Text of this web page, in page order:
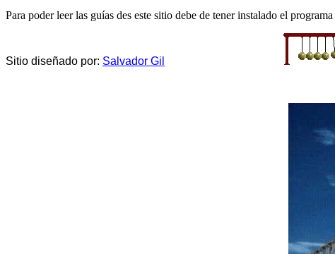
Para poder leer las guías des este sitio debe de tener instalado el programa
Sitio diseñado por: Salvador Gil